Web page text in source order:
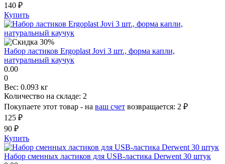
140 ₽
Купить
Набор ластиков Ergoplast Jovi 3 шт., форма капли,
натуральный каучук
0.00
0
Вес: 0.093 кг
Количество на складе: 2
Покупаете этот товар - на ваш счет возвращается: 2 ₽
125 ₽
90 ₽
Купить
Набор сменных ластиков для USB-ластика Derwent 30 штук